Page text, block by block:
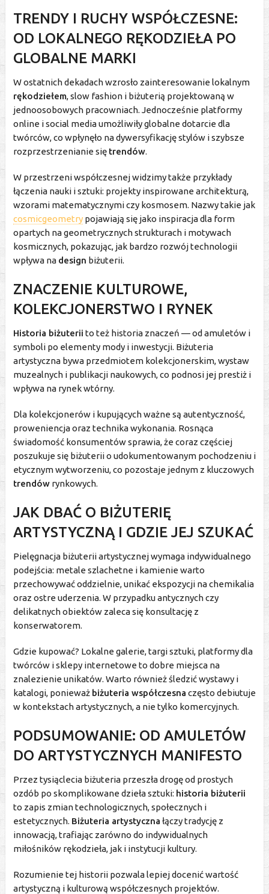
TRENDY I RUCHY WSPÓŁCZESNE:
OD LOKALNEGO RĘKODZIEŁA PO
GLOBALNE MARKI
W ostatnich dekadach wzrosło zainteresowanie lokalnym
rękodziełem, slow fashion i biżuterią projektowaną w
jednoosobowych pracowniach. Jednocześnie platformy
online i social media umożliwiły globalne dotarcie dla
twórców, co wpłynęło na dywersyfikację stylów i szybsze
rozprzestrzenianie się trendów.
W przestrzeni współczesnej widzimy także przykłady
łączenia nauki i sztuki: projekty inspirowane architekturą,
wzorami matematycznymi czy kosmosem. Nazwy takie jak
cosmicgeometrypojawiają się jako inspiracja dla form
opartych na geometrycznych strukturach i motywach
kosmicznych, pokazując, jak bardzo rozwój technologii
wpływa na design biżuterii.
ZNACZENIE KULTUROWE,
KOLEKCJONERSTWO I RYNEK
Historia biżuterii to też historia znaczeń — od amuletów i
symboli po elementy mody i inwestycji. Biżuteria
artystyczna bywa przedmiotem kolekcjonerskim, wystaw
muzealnych i publikacji naukowych, co podnosi jej prestiż i
wpływa na rynek wtórny.
Dla kolekcjonerów i kupujących ważne są autentyczność,
proweniencja oraz technika wykonania. Rosnąca
świadomość konsumentów sprawia, że coraz częściej
poszukuje się biżuterii o udokumentowanym pochodzeniu i
etycznym wytworzeniu, co pozostaje jednym z kluczowych
trendówrynkowych.
JAK DBAĆ O BIŻUTERIĘ
ARTYSTYCZNĄ I GDZIE JEJ SZUKAĆ
Pielęgnacja biżuterii artystycznej wymaga indywidualnego
podejścia: metale szlachetne i kamienie warto
przechowywać oddzielnie, unikać ekspozycji na chemikalia
oraz ostre uderzenia. W przypadku antycznych czy
delikatnych obiektów zaleca się konsultację z
konserwatorem.
Gdzie kupować? Lokalne galerie, targi sztuki, platformy dla
twórców i sklepy internetowe to dobre miejsca na
znalezienie unikatów. Warto również śledzić wystawy i
katalogi, ponieważ biżuteria współczesna często debiutuje
w kontekstach artystycznych, a nie tylko komercyjnych.
PODSUMOWANIE: OD AMULETÓW
DO ARTYSTYCZNYCH MANIFESTO
Przez tysiąclecia biżuteria przeszła drogę od prostych
ozdób po skomplikowane dzieła sztuki: historia biżuterii
to zapis zmian technologicznych, społecznych i
estetycznych. Biżuteria artystyczna łączy tradycję z
innowacją, trafiając zarówno do indywidualnych
miłośników rękodzieła, jak i instytucji kultury.
Rozumienie tej historii pozwala lepiej docenić wartość
artystyczną i kulturową współczesnych projektów.